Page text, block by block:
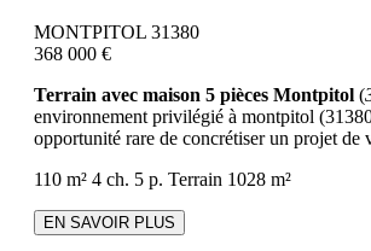
MONTPITOL 31380
368 000 €
Terrain avec maison 5 pièces Montpitol (
environnement privilégié à montpitol
opportunité rare de concrétiser un projet de
110 m² 4 ch. 5 p. Terrain 1028 m²
EN SAVOIR PLUS